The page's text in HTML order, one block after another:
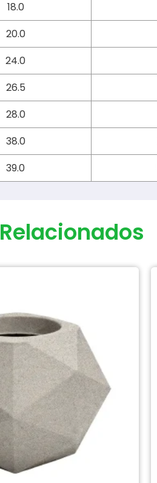
18.0
20.0
24.0
26.5
28.0
38.0
39.0
Relacionados